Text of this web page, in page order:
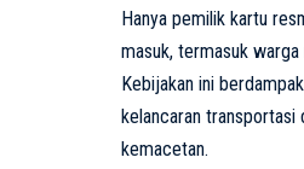
Hanya pemilik kartu
masuk, termasuk warga
Kebijakan ini
kelancaran transportasi
kemacetan.